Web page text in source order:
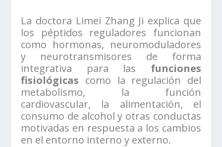
La doctora Limei Zhang Ji explica que
los péptidos reguladores funcionan
como hormonas, neuromoduladores
y neurotransmisores de forma
integrativa para las funciones
fisiológicas como la regulación del
metabolismo, la función
cardiovascular, la alimentación, el
consumo de alcohol y otras conductas
motivadas en respuesta a los cambios
en el entorno interno y externo.